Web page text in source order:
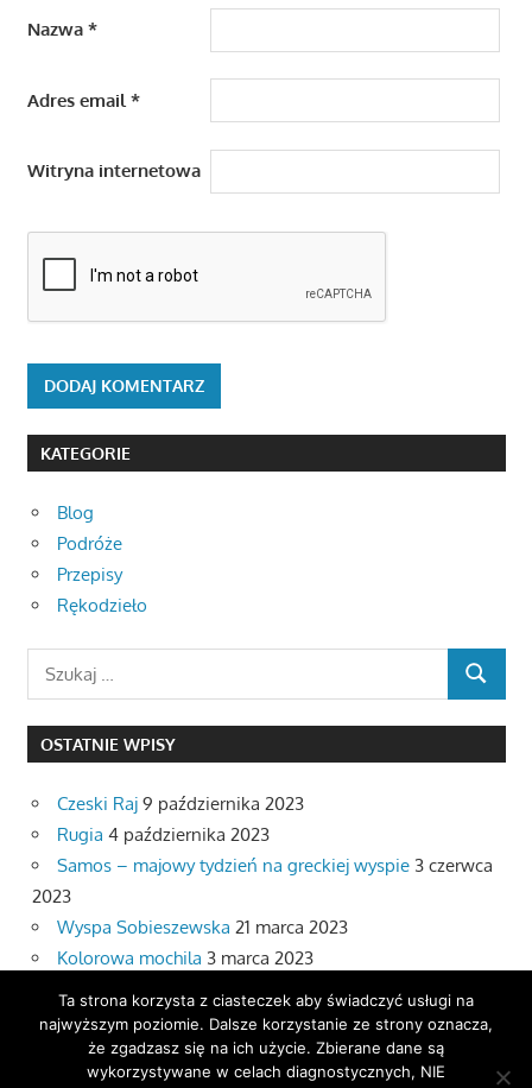
Nazwa *
Adres email*
Witryna internetowa
KATEGORIE
Blog
Podróże
Przepisy
Rękodzieło
SEARCH
OSTATNIE WPISY
Czeski Raj 9 października 2023
Rugia 4 października 2023
Samos – majowy tydzień na greckiej wyspie 3 czerwca
2023
Wyspa Sobieszewska 21 marca 2023
Kolorowa mochila 3 marca 2023
ARCHIWA
Archiwa
Ta strona korzysta z ciasteczek aby świadczyć usługi na
najwyższym poziomie. Dalsze korzystanie ze strony oznacza,
że zgadzasz się na ich użycie. Zbierane dane są
wykorzystywane w celach diagnostycznych, NIE